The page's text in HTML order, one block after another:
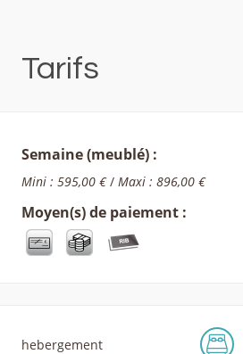
Tarifs
Semaine (meublé) :
Mini : 595,00 €/ Maxi : 896,00 €
Moyen(s) de paiement :
hebergement